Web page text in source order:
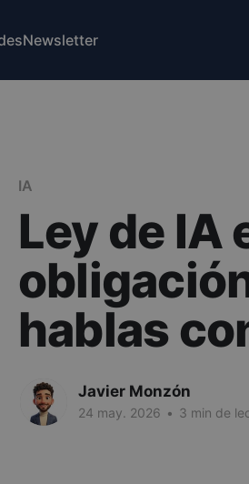
Newsletter
IA
Ley de IA
hablas
Javier Monzón
24 may. 2026 • 3 min de